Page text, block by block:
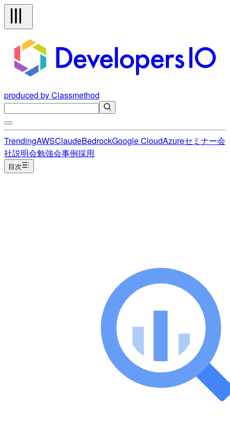
produced by Classmethod
TrendingAWSClaudeBedrockGoogle CloudAzureセミナー会
社説明会勉強会事例採用
目次